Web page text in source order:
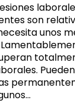
son
unos